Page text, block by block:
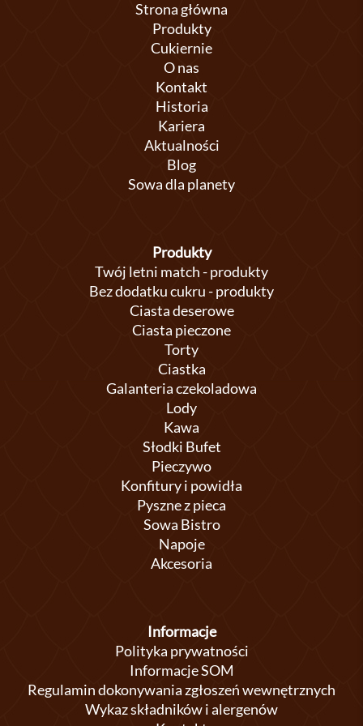
Strona główna
Produkty
Cukiernie
O nas
Kontakt
Historia
Kariera
Aktualności
Blog
Sowa dla planety
Produkty
Twój letni match - produkty
Bez dodatku cukru - produkty
Ciasta deserowe
Ciasta pieczone
Torty
Ciastka
Galanteria czekoladowa
Lody
Kawa
Słodki Bufet
Pieczywo
Konfitury i powidła
Pyszne z pieca
Sowa Bistro
Napoje
Akcesoria
Informacje
Polityka prywatności
Informacje SOM
Regulamin dokonywania zgłoszeń wewnętrznych
Wykaz składników i alergenów